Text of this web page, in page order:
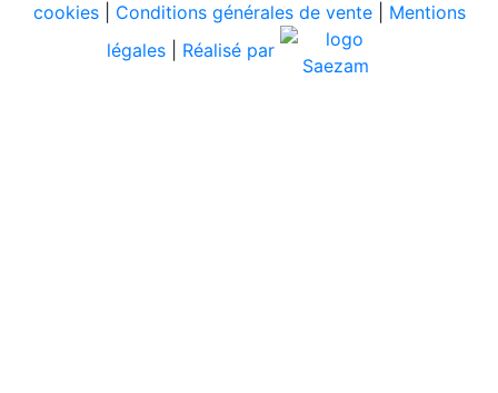
cookies| Conditions générales de vente| Mentions
légales
Réalisé par